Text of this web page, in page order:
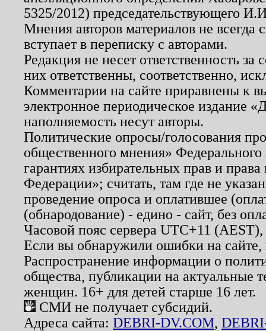
5325/2012) председательствующего
Мнения авторов материалов не
вступает в переписку с авторами.
Редакция не несет ответственность
них ответственны, соответственно,
Комментарии на сайте приравнены к
электронное периодическое издание
наполняемость несут авторы.
Политические опросы/голосования
общественного мнения»
гарантиях избирательных прав и
Федерации»; считать, там где не
проведение опроса и оплатившее
(обнародование) - едино - сайт, без
Часовой пояс сервера UTC+11
Если вы обнаружили ошибки на
Распространение информации о
общества, публикации на актуальные
женщин. 16+ для детей старше 16 лет.
СМИ не получает субсидий.
Адреса сайта: DEBRI-DV.COM,